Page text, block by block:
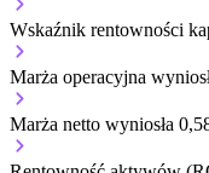
Wskaźnik rentowności
Marża operacyjna
Marża netto wyniosła